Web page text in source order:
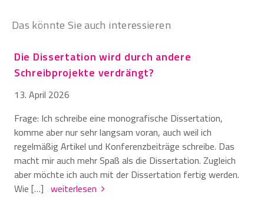
Das könnte Sie auch interessieren
Die Dissertation wird durch andere
Schreibprojekte verdrängt?
13. April 2026
Frage: Ich schreibe eine monografische Dissertation,
komme aber nur sehr langsam voran, auch weil ich
regelmäßig Artikel und Konferenzbeiträge schreibe. Das
macht mir auch mehr Spaß als die Dissertation. Zugleich
aber möchte ich auch mit der Dissertation fertig werden.
Wie […] weiterlesen